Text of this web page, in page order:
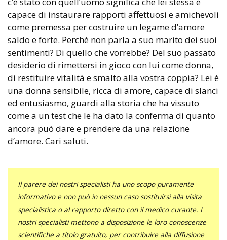
capace di instaurare rapporti affettuosi e amichevoli
come premessa per costruire un legame d’amore
saldo e forte. Perché non parla a suo marito dei suoi
sentimenti? Di quello che vorrebbe? Del suo passato
desiderio di rimettersi in gioco con lui come donna,
di restituire vitalità e smalto alla vostra coppia? Lei è
una donna sensibile, ricca di amore, capace di slanci
ed entusiasmo, guardi alla storia che ha vissuto
come a un test che le ha dato la conferma di quanto
ancora può dare e prendere da una relazione
d’amore. Cari saluti.
Il parere dei nostri specialisti ha uno scopo puramente
informativo e non può in nessun caso sostituirsi alla visita
specialistica o al rapporto diretto con il medico curante. I
nostri specialisti mettono a disposizione le loro conoscenze
scientifiche a titolo gratuito, per contribuire alla diffusione